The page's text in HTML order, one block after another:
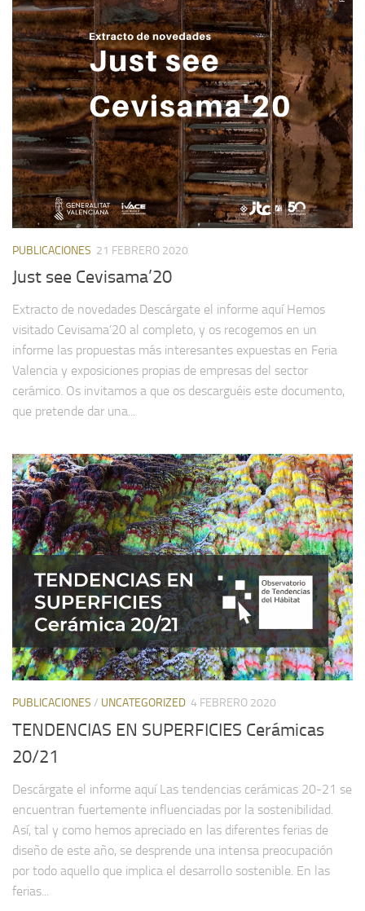
PUBLICACIONES 21 FEBRERO 2020
Just see Cevisama’20
Extracto de novedades Descárgate el informe aquí Hemos
visitado Cevisama’20 al completo, y os recogemos en un
informe las propuestas más interesantes expuestas en Feria
Valencia y exposiciones propias de empresas del sector
cerámico. Os invitamos a que os descarguéis este documento,
que pretende dar una...
PUBLICACIONES / UNCATEGORIZED 4 FEBRERO 2020
TENDENCIAS EN SUPERFICIES Cerámicas
20/21
Descárgate el informe aquí Las tendencias cerámicas 20-21 se
encuentran fuertemente influenciadas por la sostenibilidad.
Así, tal y como hemos apreciado en las diferentes ferias de
diseño de este año, se desprende una intensa preocupación
por todo aquello que implica el desarrollo sostenible. En las
ferias...